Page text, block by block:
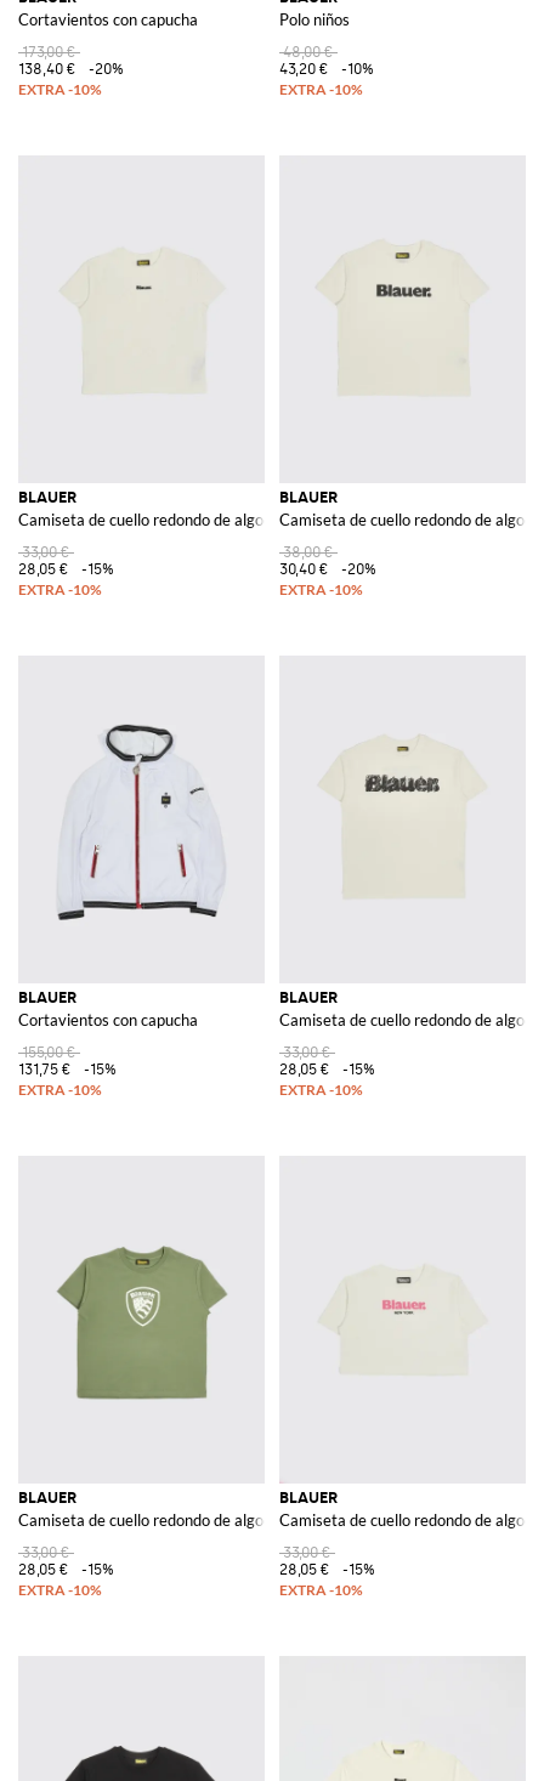
Cortavientos con capucha
173,00 €
138,40 €
-20%
Polo niños
48,00 €
43,20 €
-10%
BLAUER
Camiseta de cuello redondo de algodón elástico con logo
33,00 €
28,05 €
-15%
BLAUER
Camiseta de cuello redondo de
38,00 €
30,40 €
-20%
BLAUER
Cortavientos con capucha
155,00 €
131,75 €
-15%
BLAUER
Camiseta de cuello redondo de
33,00 €
28,05 €
-15%
BLAUER
Camiseta de cuello redondo de algodón elástico
33,00 €
28,05 €
-15%
BLAUER
Camiseta de cuello redondo de
33,00 €
28,05 €
-15%